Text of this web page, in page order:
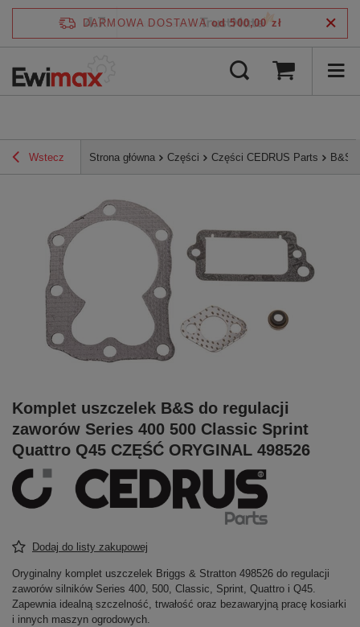
DARMOWA DOSTAWA od 500,00 zł
Wstecz Strona główna Części Części CEDRUS Parts B&S
Komplet uszczelek B&S do regulacji
zaworów Series 400 500 Classic Sprint
Quattro Q45 CZĘŚĆ ORYGINAL 498526
Dodaj do listy zakupowej
Oryginalny komplet uszczelek Briggs & Stratton 498526 do regulacji
zaworów silników Series 400, 500, Classic, Sprint, Quattro i Q45.
Zapewnia idealną szczelność, trwałość oraz bezawaryjną pracę kosiarki
i innych maszyn ogrodowych.
4.7/5 zweryfikowane przez